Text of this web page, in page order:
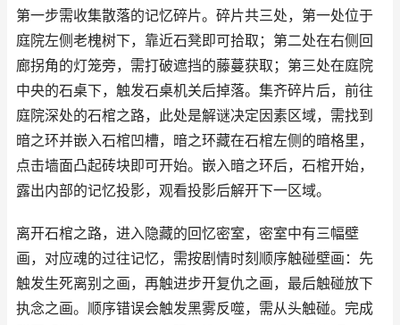
第一步需收集散落的记忆碎片。碎片共三处，第一处位于
庭院左侧老槐树下，靠近石凳即可拾取；第二处在右侧回
廊拐角的灯笼旁，需打破遮挡的藤蔓获取；第三处在庭院
中央的石桌下，触发石桌机关后掉落。集齐碎片后，前往
庭院深处的石棺之路，此处是解谜决定因素区域，需找到
暗之环并嵌入石棺凹槽，暗之环藏在石棺左侧的暗格里，
点击墙面凸起砖块即可开始。嵌入暗之环后，石棺开始，
露出内部的记忆投影，观看投影后解开下一区域。
离开石棺之路，进入隐藏的回忆密室，密室中有三幅壁
画，对应魂的过往记忆，需按剧情时刻顺序触碰壁画：先
触发生死离别之画，再触进步开复仇之画，最后触碰放下
执念之画。顺序错误会触发黑雾反噬，需从头触碰。完成